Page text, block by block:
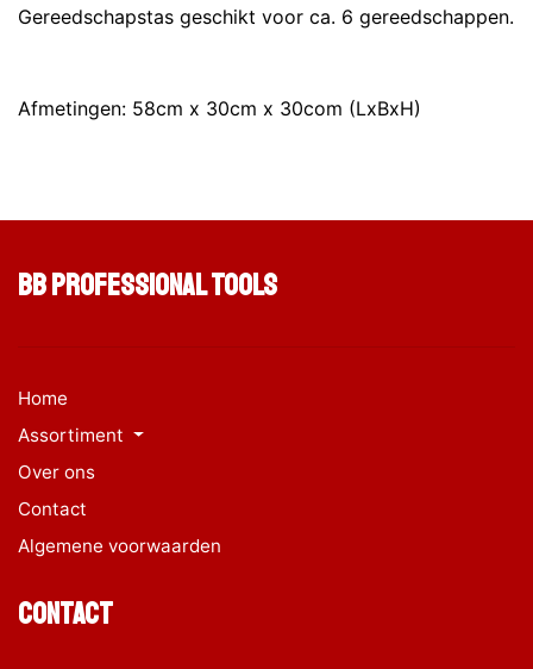
Gereedschapstas geschikt voor ca. 6 gereedschappen.
Afmetingen: 58cm x 30cm x 30com (LxBxH)
BB Professional Tools
Home
Assortiment
Over ons
Contact
Algemene voorwaarden
Contact